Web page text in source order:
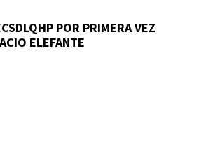
POR PRIMERA VEZ
ELEFANTE